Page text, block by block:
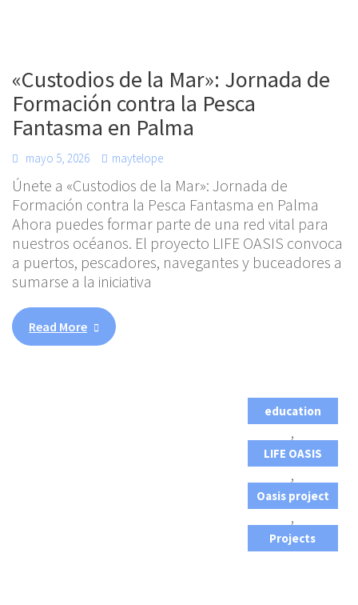
«Custodios de la Mar»: Jornada de
Formación contra la Pesca
Fantasma en Palma
mayo 5, 2026 maytelope
Únete a «Custodios de la Mar»: Jornada de
Formación contra la Pesca Fantasma en Palma
Ahora puedes formar parte de una red vital para
nuestros océanos. El proyecto LIFE OASIS convoca
a puertos, pescadores, navegantes y buceadores a
sumarse a la iniciativa
Read More
education
,
LIFE OASIS
,
Oasis project
,
Projects